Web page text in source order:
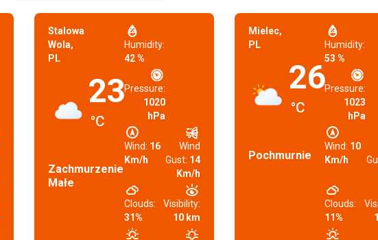
Stalowa
Wola,
PL
23
°C
Zachmurzenie
Małe
Humidity:
42 %
Pressure:
1020
hPa
Wind: 16
Km/h
Wind
Gust: 14
Km/h
Clouds:
31%
Visibility:
10 km
Mielec,
PL
26
°C
Pochmurnie
Humidity:
53 %
Pressure:
1023
hPa
Wind: 10
Km/h
Clouds:
11%